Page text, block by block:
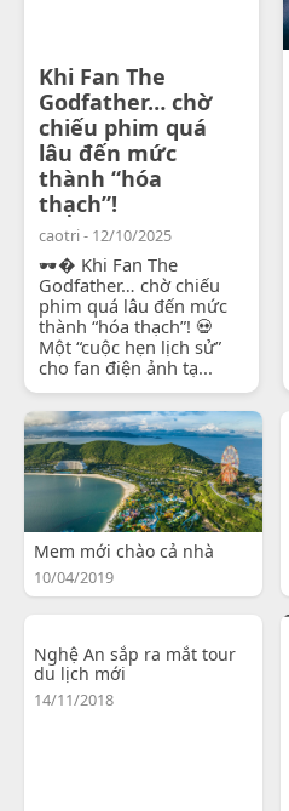
Khi Fan The
Godfather… chờ
chiếu phim quá
lâu đến mức
thành “hóa
thạch”!
caotri - 12/10/2025
🕶� Khi Fan The
Godfather… chờ chiếu
phim quá lâu đến mức
thành “hóa thạch”! 💀
Một “cuộc hẹn lịch sử”
cho fan điện ảnh tạ...
Mem mới chào cả nhà
10/04/2019
Nghệ An sắp ra mắt tour
du lịch mới
14/11/2018